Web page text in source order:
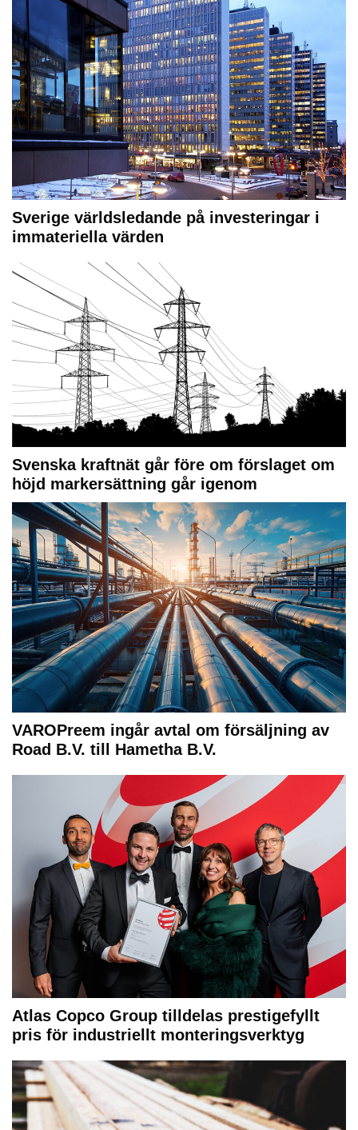
Sverige världsledande på investeringar i
immateriella värden
Svenska kraftnät går före om förslaget om
höjd markersättning går igenom
VAROPreem ingår avtal om försäljning av
Road B.V. till Hametha B.V.
Atlas Copco Group tilldelas prestigefyllt
pris för industriellt monteringsverktyg